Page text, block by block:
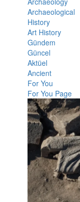
Archaeological
History
Art History
Gündem
Güncel
Aktüel
Ancient
For You
For You Page